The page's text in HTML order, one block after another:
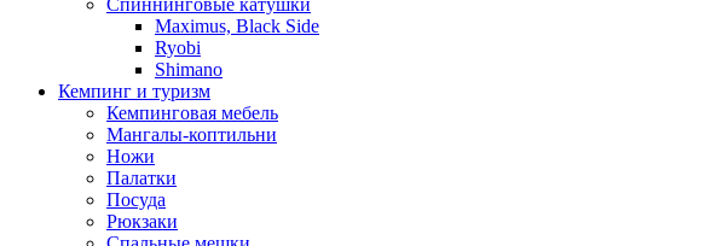
Спиннинговые катушки
Maximus, Black Side
Ryobi
Shimano
Кемпинг и туризм
Кемпинговая мебель
Мангалы-коптильни
Ножи
Палатки
Посуда
Рюкзаки